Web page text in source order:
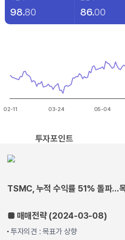
98.80 86.00
The chart has 1 X axis displaying
The chart has 1 Y axis displaying
02-11 03-24 05-04
투자포인트
TSMC, 누적 수익률 51% 돌파...
■ 매매전략 (2024-03-08)
투자의견 : 목표가 상향